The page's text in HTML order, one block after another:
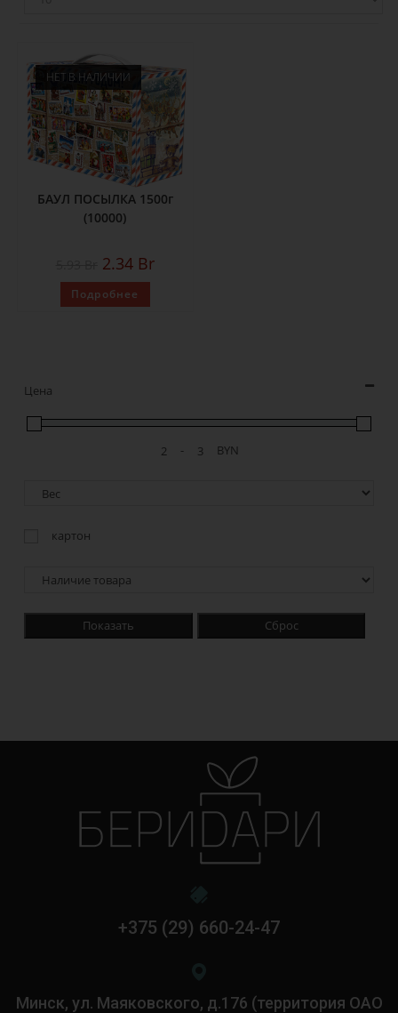
НЕТ В НАЛИЧИИ
БАУЛ ПОСЫЛКА 1500г
(10000)
2.34 Br
Подробнее
Цена
- BYN
картон
Показать Сброс
+375 (29) 660-24-47
Минск, ул. Маяковского, д.176 (территория ОАО